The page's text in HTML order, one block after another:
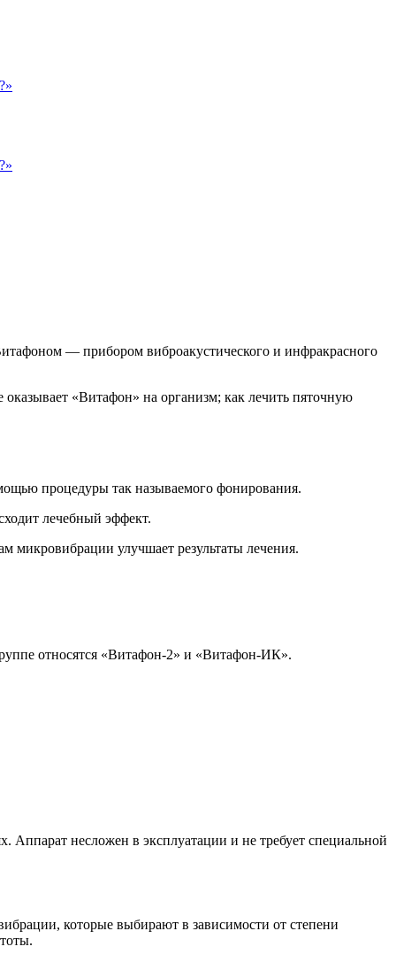
— прибором виброакустического и инфракрасного
оказывает «Витафон» на организм; как лечить пяточную
процедуры так называемого фонирования.
лечебный эффект.
микровибрации улучшает результаты лечения.
относятся «Витафон-2» и «Витафон-ИК».
несложен в эксплуатации и не требует специальной
которые выбирают в зависимости от степени